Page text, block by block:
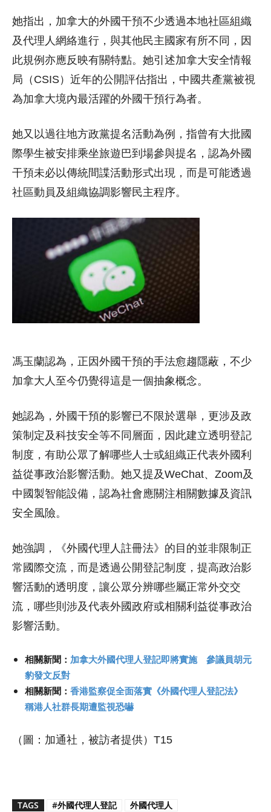
她指出，加拿大的外國干預不少透過本地社區組織
及代理人網絡進行，與其他民主國家有所不同，因
此規例亦應反映有關特點。她引述加拿大安全情報
局（CSIS）近年的公開評估指出，中國共產黨被視
為加拿大境內最活躍的外國干預行為者。
她又以過往地方政黨提名活動為例，指曾有大批國
際學生被安排乘坐旅遊巴到場參與提名，認為外國
干預未必以傳統間諜活動形式出現，而是可能透過
社區動員及組織協調影響民主程序。
馮玉蘭認為，正因外國干預的手法愈趨隱蔽，不少
加拿大人至今仍覺得這是一個抽象概念。
她認為，外國干預的影響已不限於選舉，更涉及政
策制定及科技安全等不同層面，因此建立透明登記
制度，有助公眾了解哪些人士或組織正代表外國利
益從事政治影響活動。她又提及WeChat、Zoom及
中國製智能設備，認為社會應關注相關數據及資訊
安全風險。
她強調，《外國代理人註冊法》的目的並非限制正
常國際交流，而是透過公開登記制度，提高政治影
響活動的透明度，讓公眾分辨哪些屬正常外交交
流，哪些則涉及代表外國政府或相關利益從事政治
影響活動。
相關新聞： 加拿大外國代理人登記即將實施 參議員胡元
豹發文反對
相關新聞： 香港監察促全面落實《外國代理人登記法》
稱港人社群長期遭監視恐嚇
（圖：加通社，被訪者提供）T15
TAGS #外國代理人登記
外國代理人